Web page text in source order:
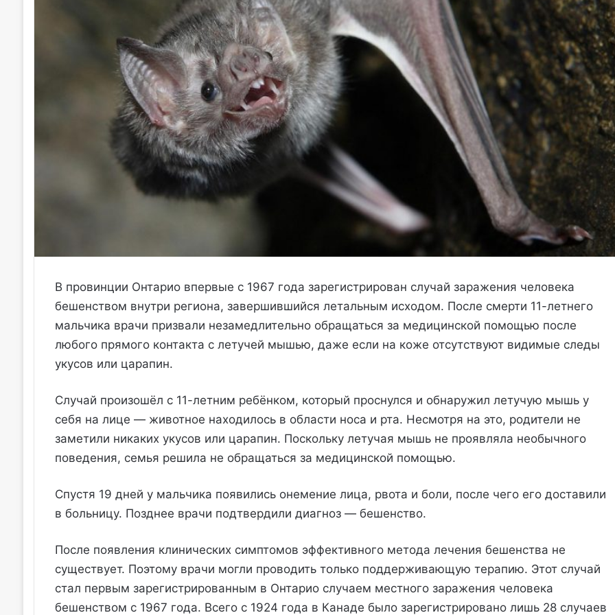
В провинции Онтарио впервые с 1967 года зарегистрирован случай заражения человека
бешенством внутри региона, завершившийся летальным исходом. После смерти 11-летнего
мальчика врачи призвали незамедлительно обращаться за медицинской помощью после
любого прямого контакта с летучей мышью, даже если на коже отсутствуют видимые следы
укусов или царапин.
Случай произошёл с 11-летним ребёнком, который проснулся и обнаружил летучую мышь у
себя на лице — животное находилось в области носа и рта. Несмотря на это, родители не
заметили никаких укусов или царапин. Поскольку летучая мышь не проявляла необычного
поведения, семья решила не обращаться за медицинской помощью.
Спустя 19 дней у мальчика появились онемение лица, рвота и боли, после чего его доставили
в больницу. Позднее врачи подтвердили диагноз — бешенство.
После появления клинических симптомов эффективного метода лечения бешенства не
существует. Поэтому врачи могли проводить только поддерживающую терапию. Этот случай
стал первым зарегистрированным в Онтарио случаем местного заражения человека
бешенством с 1967 года. Всего с 1924 года в Канаде было зарегистрировано лишь 28 случаев